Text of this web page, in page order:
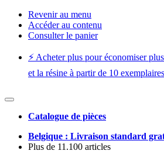
Revenir au menu
Accéder au contenu
Consulter le panier
⚡️ Acheter plus pour économiser
et la résine à partir de 10
Catalogue de pièces
Belgique : Livraison standard
Plus de 11.100 articles